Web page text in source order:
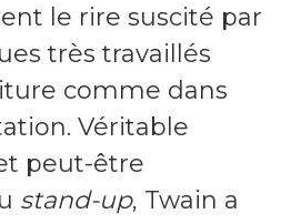
le rire suscité par
très travaillés
comme dans
Véritable
peut-être
stand-up, Twain a